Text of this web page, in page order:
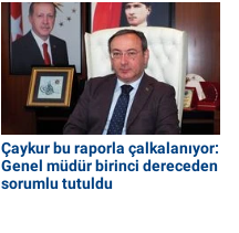
Çaykur bu raporla çalkalanıyor:
Genel müdür birinci dereceden
sorumlu tutuldu